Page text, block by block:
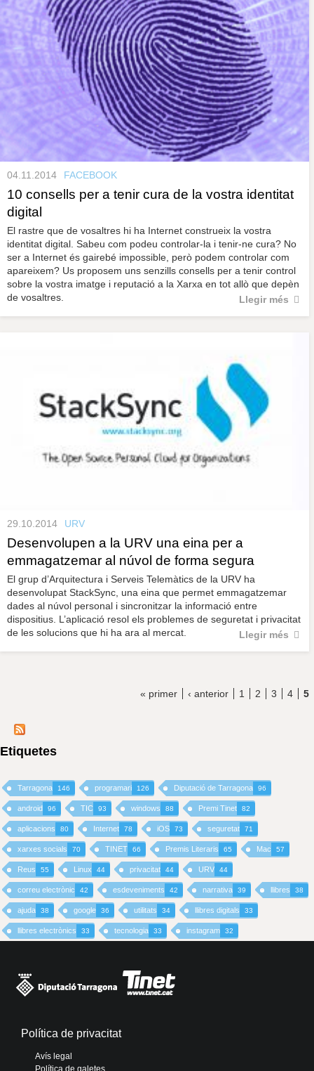
04.11.2014 FACEBOOK
10 consells per a tenir cura de la vostra identitat
digital
El rastre que de vosaltres hi ha Internet construeix la vostra
identitat digital. Sabeu com podeu controlar-la i tenir-ne cura? No
ser a Internet és gairebé impossible, però podem controlar com
apareixem? Us proposem uns senzills consells per a tenir control
sobre la vostra imatge i reputació a la Xarxa en tot allò que depèn
de vosaltres.
Llegir més
29.10.2014 URV
Desenvolupen a la URV una eina per a
emmagatzemar al núvol de forma segura
El grup d’Arquitectura i Serveis Telemàtics de la URV ha
desenvolupat StackSync, una eina que permet emmagatzemar
dades al núvol personal i sincronitzar la informació entre
dispositius. L’aplicació resol els problemes de seguretat i privacitat
de les solucions que hi ha ara al mercat.
Llegir més
« primer ‹ anterior 1 2 3 4 5
Etiquetes
Tarragona 146 programari 126 Diputació de Tarragona 96
android 96 TIC 93 windows 88 Premi Tinet 82
aplicacions 80 Internet 78 iOS 73 seguretat 71
xarxes socials 70 TINET 66 Premis Literaris 65 Mac 57
Reus 55 Linux 44 privacitat 44 URV 44
correu electrònic 42 esdeveniments 42 narrativa 39 llibres 38
ajuda 38 google 36 utilitats 34 llibres digitals 33
llibres electrònics 33 tecnologia 33 instagram 32
Política de privacitat
Avís legal